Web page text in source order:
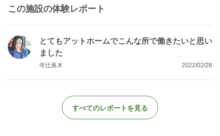
この施設の体験レポート
とてもアットホームでこんな所で働きたいと思い
ました
寺辻眞木 2022/02/28
すべてのレポートを見る